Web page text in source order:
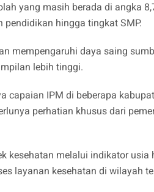
yang masih berada di angka
pendidikan hingga tingkat SMP.
mempengaruhi daya saing
lebih tinggi.
capaian IPM di beberapa
perhatian khusus dari
kesehatan melalui indikator
layanan kesehatan di wilayah